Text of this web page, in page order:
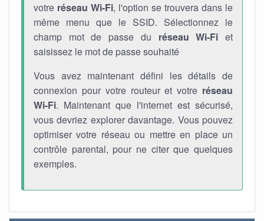
votre réseau Wi-Fi, l'option se trouvera dans le
même menu que le SSID. Sélectionnez le
champ mot de passe du réseau Wi-Fi et
saisissez le mot de passe souhaité
Vous avez maintenant défini les détails de
connexion pour votre routeur et votre réseau
Wi-Fi. Maintenant que l'internet est sécurisé,
vous devriez explorer davantage. Vous pouvez
optimiser votre réseau ou mettre en place un
contrôle parental, pour ne citer que quelques
exemples.